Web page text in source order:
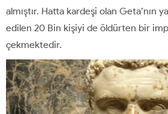
almıştır. Hatta kardeşi olan Geta’nın
edilen 20 Bin kişiyi de öldürten bir
çekmektedir.